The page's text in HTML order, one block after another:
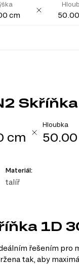
cm
cm
Hloubka
Materiál:
talíř
1D
řešením
tak, aby